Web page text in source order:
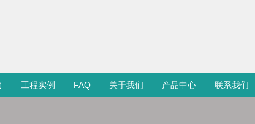
工程实例 FAQ 关于我们 产品中心 联系我们